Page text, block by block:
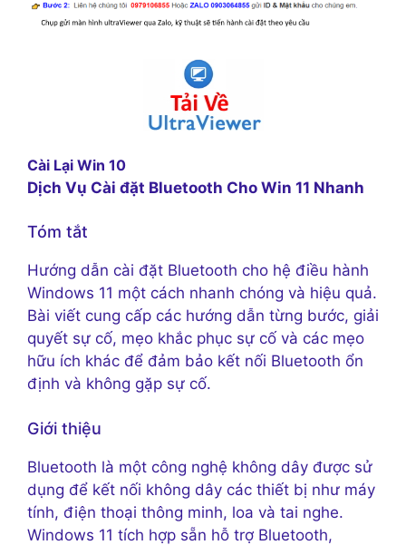
Cài Lại Win 10
Dịch Vụ Cài đặt Bluetooth Cho Win 11 Nhanh
Tóm tắt
Hướng dẫn cài đặt Bluetooth cho hệ điều hành
Windows 11 một cách nhanh chóng và hiệu quả.
Bài viết cung cấp các hướng dẫn từng bước, giải
quyết sự cố, mẹo khắc phục sự cố và các mẹo
hữu ích khác để đảm bảo kết nối Bluetooth ổn
định và không gặp sự cố.
Giới thiệu
Bluetooth là một công nghệ không dây được sử
dụng để kết nối không dây các thiết bị như máy
tính, điện thoại thông minh, loa và tai nghe.
Windows 11 tích hợp sẵn hỗ trợ Bluetooth,